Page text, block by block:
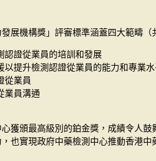
發展機構獎」評審標準涵蓋四大範疇（
認證從業員的培訓和發展
以提升檢測認證從業員的能力和專業
從業員
業員溝通
獲頒最高級別的鉑金獎，成績令人
也實現政府中藥檢測中心推動香港中